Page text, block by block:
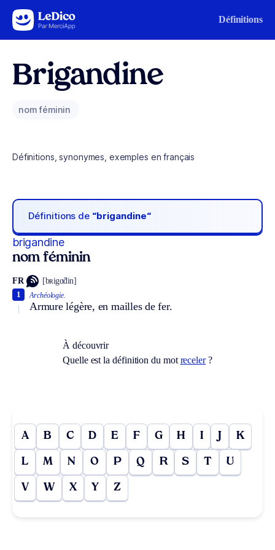
Aller au contenu Définitions
Brigandine
nom féminin
Définitions, synonymes, exemples en français
Définitions de “brigandine“
brigandine
nom féminin
FR [bʀigɑ̃din]
Archéologie.
Armure légère, en mailles de fer.
1
À découvrir
Quelle est la définition du mot receler?
A B C D E F G H I J K
L M N O P Q R S T U
V W X Y Z